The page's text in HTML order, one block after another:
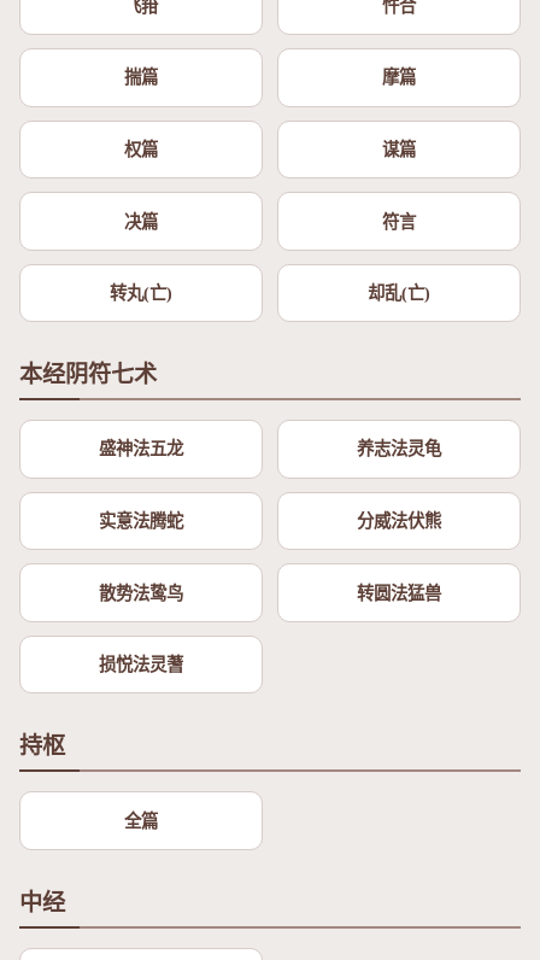
飞箝 忤合
揣篇 摩篇
权篇 谋篇
决篇 符言
转丸(亡) 却乱(亡)
本经阴符七术
盛神法五龙 养志法灵龟
实意法腾蛇 分威法伏熊
散势法鸷鸟 转圆法猛兽
损悦法灵蓍
持枢
全篇
中经